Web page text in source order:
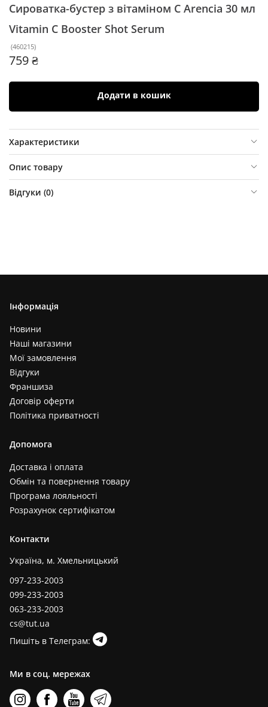
Сироватка-бустер з вітаміном C Arencia 30 мл
Vitamin C Booster Shot Serum
(460215)
759 ₴
Додати в кошик
Характеристики
Опис товару
Відгуки (0)
Інформація
Новини
Наші магазини
Мої замовлення
Відгуки
Франшиза
Договір оферти
Політика приватності
Допомога
Доставка і оплата
Обмін та повернення товару
Програма лояльності
Розрахунок сертифікатом
Контакти
Україна, м. Хмельницький
097-233-2003
099-233-2003
063-233-2003
cs@tut.ua
Пишіть в Телеграм:
Ми в соц. мережах